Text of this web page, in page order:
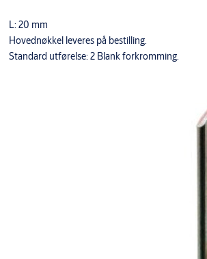
L: 20 mm
Hovednøkkel leveres på bestilling.
Standard utførelse: 2 Blank forkromming.